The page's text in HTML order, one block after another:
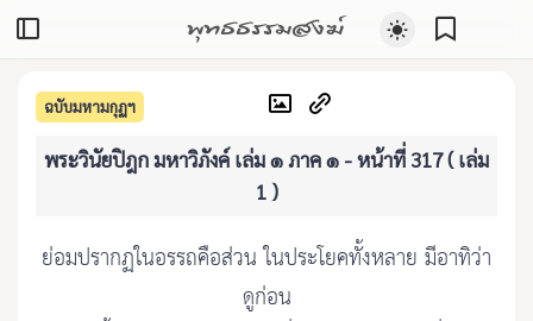
พุทธธรรมสงฆ์
ฉบับมหามกุฏฯ
พระวินัยปิฎก มหาวิภังค์ เล่ม ๑ ภาค ๑ - หน้าที่ 317 ( เล่ม
1 )
ย่อมปรากฏในอรรถคือส่วน ในประโยคทั้งหลาย มีอาทิว่า
ดูก่อน